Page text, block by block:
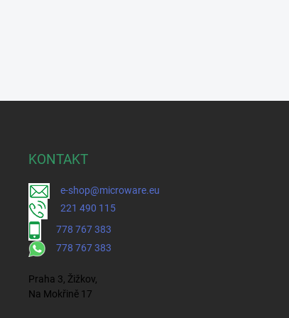
KONTAKT
e-shop@microware.eu
221 490 115
778 767 383
778 767 383
Praha 3, Žižkov,
Na Mokřině 17